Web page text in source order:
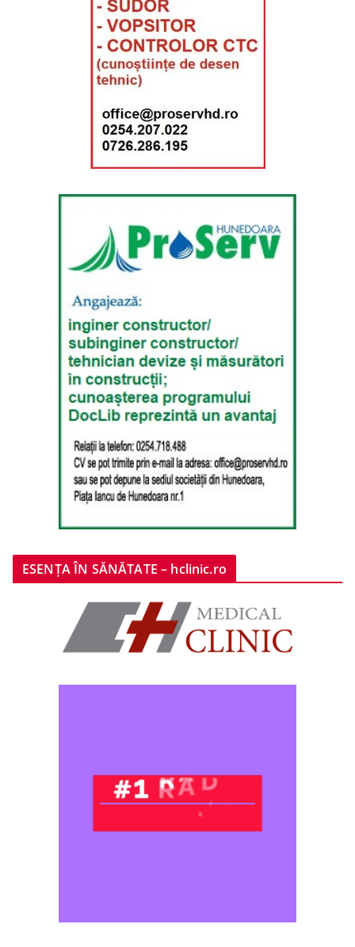
ESENȚA ÎN SĂNĂTATE – hclinic.ro